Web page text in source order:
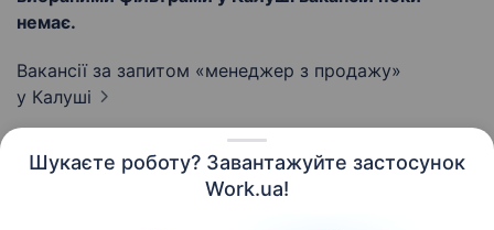
Шукаєте роботу? Завантажуйте застосунок
Work.ua!
немає.
Вакансії за запитом «менеджер з продажу»
у Калуші